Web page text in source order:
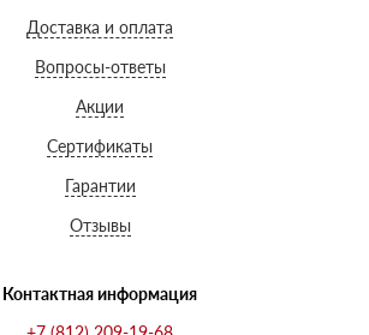
Доставка и оплата
Вопросы-ответы
Акции
Сертификаты
Гарантии
Отзывы
Контактная информация